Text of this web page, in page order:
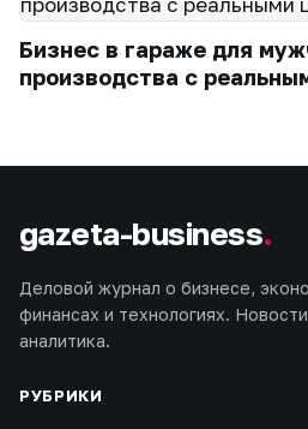
Бизнес в гараже для
производства с
gazeta-business.
Деловой журнал о бизнесе,
финансах и технологиях.
аналитика.
РУБРИКИ